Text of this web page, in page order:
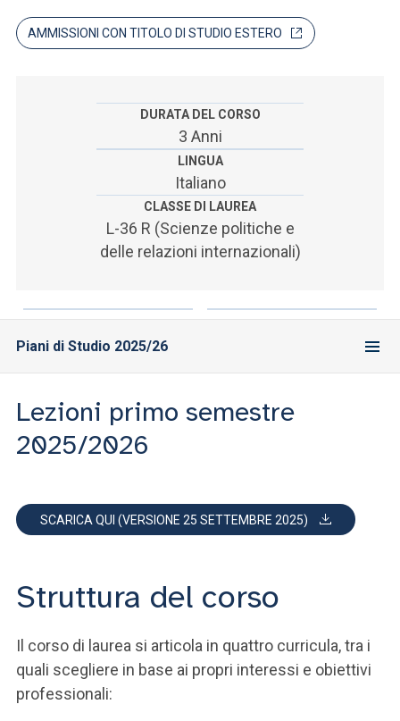
SEI UN DOCENTE O UN MEMBRO DELLO STAFF
AMMISSIONI CON TITOLO DI STUDIO ESTERO
DURATA DEL CORSO
3 Anni
LINGUA
Italiano
CLASSE DI LAUREA
L-36 R (Scienze politiche e
delle relazioni internazionali)
Piani di Studio 2025/26
Lezioni primo semestre
2025/2026
SCARICA QUI (VERSIONE 25 SETTEMBRE 2025)
Struttura del corso
Il corso di laurea si articola in quattro curricula, tra i
quali scegliere in base ai propri interessi e obiettivi
professionali: